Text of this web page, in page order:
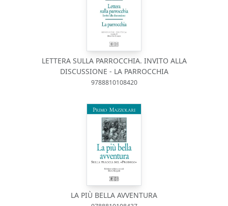
LETTERA SULLA PARROCCHIA. INVITO ALLA
DISCUSSIONE - LA PARROCCHIA
9788810108420
LA PIÙ BELLA AVVENTURA